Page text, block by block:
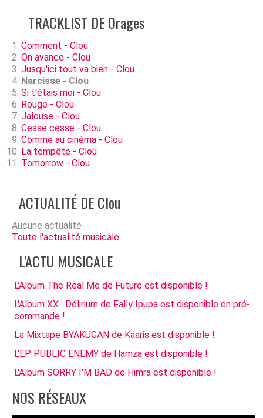
TRACKLIST DE Orages
Comment - Clou
On avance - Clou
Jusqu'ici tout va bien - Clou
Narcisse - Clou
Si t'étais moi - Clou
Rouge - Clou
Jalouse - Clou
Cesse cesse - Clou
Comme au cinéma - Clou
La tempête - Clou
Tomorrow - Clou
ACTUALITÉ DE Clou
Aucune actualité
Toute l'actualité musicale
L'ACTU MUSICALE
L'Album The Real Me de Future est disponible !
L'Album XX : Délirium de Fally Ipupa est disponible en pré-
commande !
La Mixtape BYAKUGAN de Kaaris est disponible !
L'EP PUBLIC ENEMY de Hamza est disponible !
L'Album SORRY I'M BAD de Himra est disponible !
NOS RÉSEAUX